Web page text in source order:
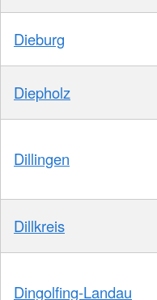
Dieburg
Diepholz
Dillingen
Dillkreis
Dingolfing-Landau